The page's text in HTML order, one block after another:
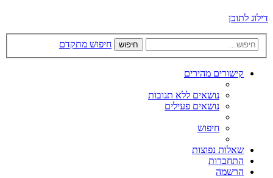
דילוג לתוכן
חיפוש חיפוש מתקדם
קישורים מהירים
נושאים ללא תגובות
נושאים פעילים
חיפוש
שאלות נפוצות
התחברות
הרשמה